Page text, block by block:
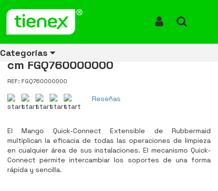
Categorías
Mango Quick-Connect Extensible de 121.9 cm a 182.9 cm
FGQ760000000
Mango Quick-Connect
Extensible de 121.9 cm a 182.9
cm FGQ760000000
REF: FGQ760000000
Reseñas
El Mango Quick-Connect Extensible de Rubbermaid
multiplican la eficacia de todas las operaciones de limpieza
en cualquier área de sus instalaciones. El mecanismo Quick-
Connect permite intercambiar los soportes de una forma
rápida y sencilla.
Ver todos
los
ENERGÍA
Ver todos
los
CANECAS
DE
RECICLAJE
Ver todos
los
RUBBERMAID
Ver todos
los
EQUIPOS
DE
LIMPIEZA
Ver todos
los
MANEJO
DE
MATERIALES
Ver todos
los
AIRE
LIBRE
Ver todos
los
ACCESORIOS
PARA
BAÑOS